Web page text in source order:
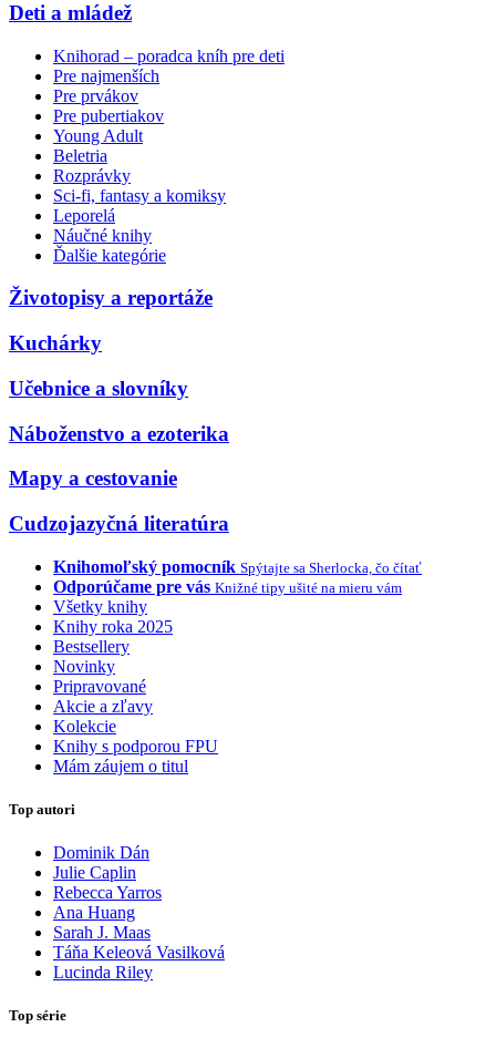
Deti a mládež
Knihorad – poradca kníh pre deti
Pre najmenších
Pre prvákov
Pre pubertiakov
Young Adult
Beletria
Rozprávky
Sci-fi, fantasy a komiksy
Leporelá
Náučné knihy
Ďalšie kategórie
Životopisy a reportáže
Kuchárky
Učebnice a slovníky
Náboženstvo a ezoterika
Mapy a cestovanie
Cudzojazyčná literatúra
Knihomoľský pomocník Spýtajte sa Sherlocka, čo čítať
Odporúčame pre vás Knižné tipy ušité na mieru vám
Všetky knihy
Knihy roka 2025
Bestsellery
Novinky
Pripravované
Akcie a zľavy
Kolekcie
Knihy s podporou FPU
Mám záujem o titul
Top autori
Dominik Dán
Julie Caplin
Rebecca Yarros
Ana Huang
Sarah J. Maas
Táňa Keleová Vasilková
Lucinda Riley
Top série